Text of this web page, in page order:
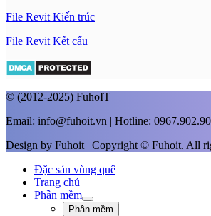
File Revit Kiến trúc
File Revit Kết cấu
© (2012-2025) FuhoIT
Email: info@fuhoit.vn | Hotline:
Design by Fuhoit | Copyright © Fuhoit. All
Đặc sản vùng quê
Trang chủ
Phần mềm
Phần mềm